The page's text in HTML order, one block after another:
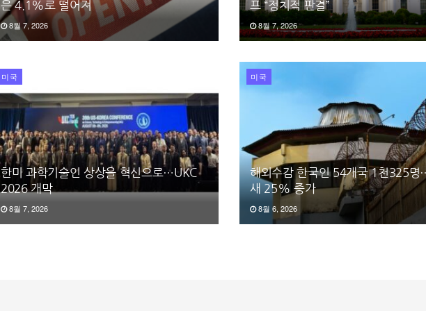
은 4.1%로 떨어져
8월 7, 2026
프 “정치적 판결”
8월 7, 2026
미국
한미 과학기술인 상상을 혁신으로…UKC
2026 개막
8월 7, 2026
미국
해외수감 한국인 54개국 1천325
새 25% 증가
8월 6, 2026